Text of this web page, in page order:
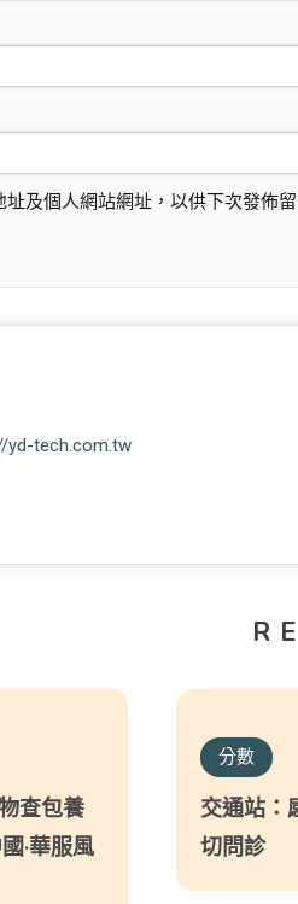
及個人網站網址，以供下次發佈留
yd-tech.com.tw
查包養
·華服風
分數
交通站：
切問診